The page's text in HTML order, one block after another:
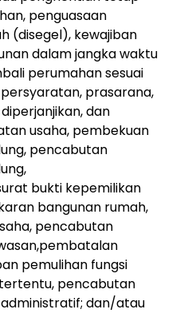
penguasaan
(disegel), kewajiban
dalam jangka waktu
perumahan sesuai
prasarana,
dan
usaha, pembekuan
pencabutan
bukti kepemilikan
bangunan rumah,
pencabutan
pemulihan fungsi
pencabutan
dan/atau